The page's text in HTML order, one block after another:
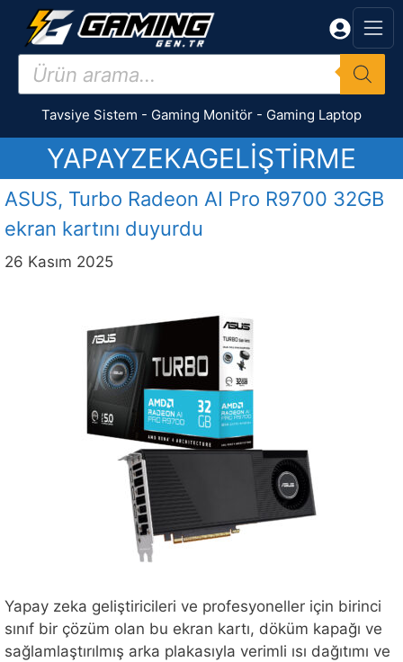
İçeriğe
Products
search
Tavsiye Sistem - Gaming Monitör - Gaming Laptop
YAPAYZEKAGELIŞTIRME
ASUS, Turbo Radeon AI Pro R9700 32GB
ekran kartını duyurdu
26 Kasım 2025
Yapay zeka geliştiricileri ve profesyoneller için birinci
sınıf bir çözüm olan bu ekran kartı, döküm kapağı ve
sağlamlaştırılmış arka plakasıyla verimli ısı dağıtımı ve